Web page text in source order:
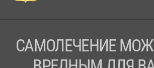
САМОЛЕЧЕНИЕ